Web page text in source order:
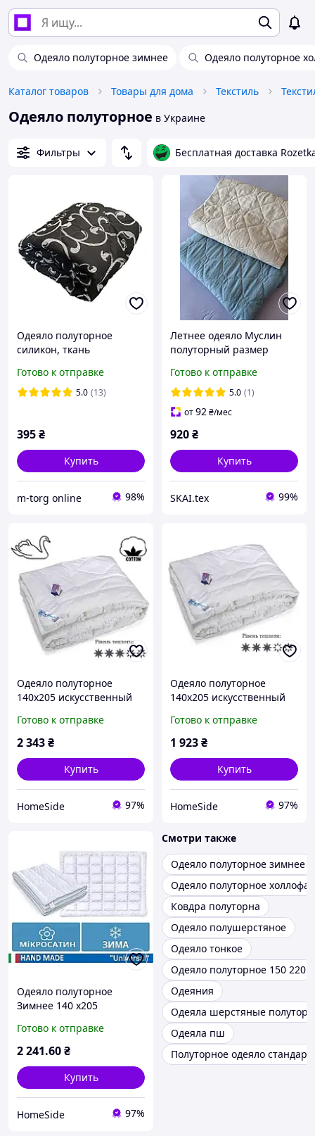
Одеяло полуторное зимнее Одеяло полуторное
Каталог товаров Товары для дома Текстиль
Одеяло полуторное в Украине
Фильтры Бесплатная доставка
Одеяло полуторное
силикон, ткань
Готово к отправке
5.0 (13)
395₴
Купить
m-torg online 98%
Летнее одеяло Муслин
полуторный размер
кровати Мишка
Готово к отправке
5.0 (1)
от92₴/мес
920₴
Купить
SKAI.tex 99%
Одеяло полуторное
140x205 искусственный
100% хлопок
демисезонное
Готово к отправке
2 343₴
Купить
HomeSide 97%
Одеяло полуторное
140x205 искусственный
демисезонное
Готово к отправке
1 923₴
Купить
HomeSide 97%
Одеяло полуторное
Зимнее 140 x205
EcoSilk 075
Готово к отправке
2 241.60₴
Купить
HomeSide 97%
Смотри также
Одеяло полуторное зимнее
Одеяло полуторное
Ковдра полуторна
Одеяло полушерстяное
Одеяло тонкое
Одеяло полуторное 150 220
Одеяния
Одеяла шерстяные
Одеяла пш
Полуторное одеяло стандарт